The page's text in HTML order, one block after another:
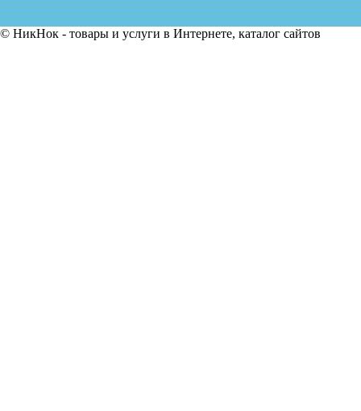
© НикНок - товары и услуги в Интернете, каталог сайтов